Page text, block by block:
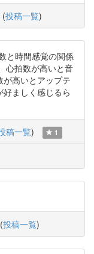
(投稿一覧)
と時間感覚の関係
心拍数が高いと音
高いとアップテ
ましく感じるら
稿一覧) 1
(投稿一覧)